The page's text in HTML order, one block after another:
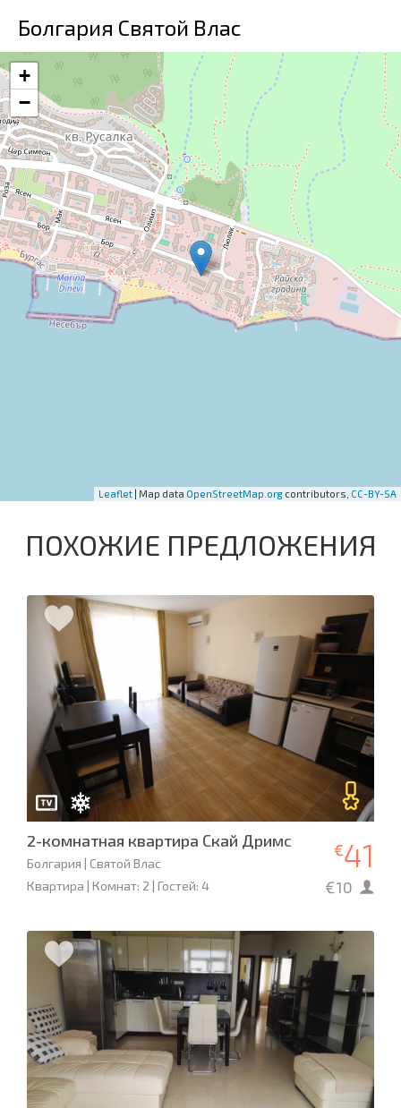
Болгария Святой Влас
+
−
Leaflet | Map data OpenStreetMap.org contributors, CC-BY-SA
ПОХОЖИЕ ПРЕДЛОЖЕНИЯ
2-комнатная квартира Скай Дримс
Болгария | Святой Влас
Квартира | Комнат: 2 | Гостей: 4
€41
€10